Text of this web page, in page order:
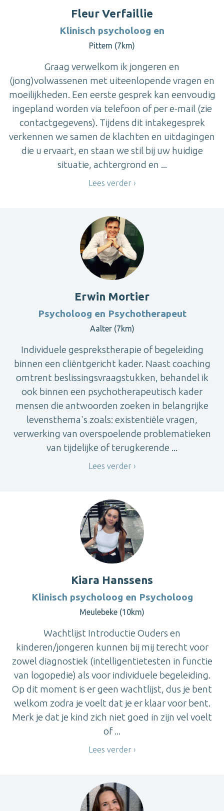
Fleur Verfaillie
Klinisch psycholoog en
Pittem (7km)
Graag verwelkom ik jongeren en
(jong)volwassenen met uiteenlopende vragen en
moeilijkheden. Een eerste gesprek kan eenvoudig
ingepland worden via telefoon of per e-mail (zie
contactgegevens). Tijdens dit intakegesprek
verkennen we samen de klachten en uitdagingen
die u ervaart, en staan we stil bij uw huidige
situatie, achtergrond en ...
Lees verder
Erwin Mortier
Psycholoog en Psychotherapeut
Aalter (7km)
Individuele gesprekstherapie of begeleiding
binnen een cliëntgericht kader. Naast coaching
omtrent beslissingsvraagstukken, behandel ik
ook binnen een psychotherapeutisch kader
mensen die antwoorden zoeken in belangrijke
levensthema's zoals: existentiële vragen,
verwerking van overspoelende problematieken
van tijdelijke of terugkerende ...
Lees verder
Kiara Hanssens
Klinisch psycholoog en Psycholoog
Meulebeke (10km)
Wachtlijst Introductie Ouders en
kinderen/jongeren kunnen bij mij terecht voor
zowel diagnostiek (intelligentietesten in functie
van logopedie) als voor individuele begeleiding.
Op dit moment is er geen wachtlijst, dus je bent
welkom zodra je voelt dat je er klaar voor bent.
Merk je dat je kind zich niet goed in zijn vel voelt
of ...
Lees verder